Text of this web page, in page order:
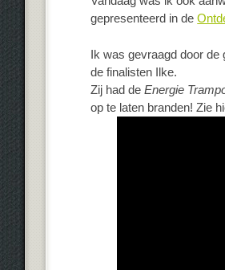
gepresenteerd in de
Ik was gevraagd door de
de finalisten Ilke.
Zij had deEnergie
op te laten branden! Zie